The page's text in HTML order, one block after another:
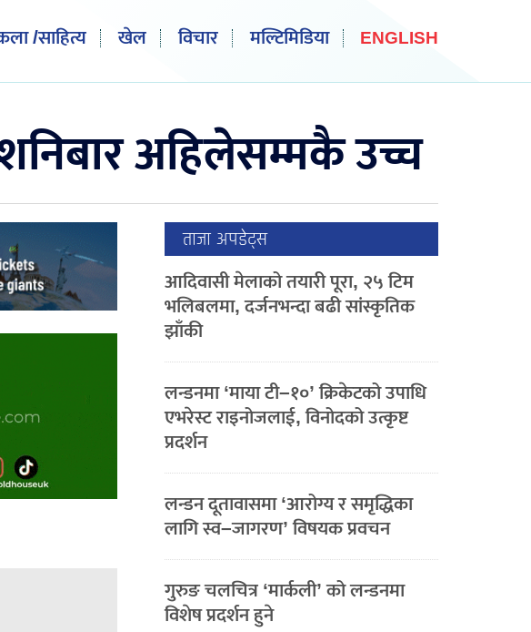
/साहित्य खेल विचार मल्टिमिडिया ENGLISH
अहिलेसम्मकै उच्च
ताजा अपडेट्स
आदिवासी मेलाको तयारी पूरा, २५ टिम
भलिबलमा, दर्जनभन्दा बढी सांस्कृतिक
झाँकी
लन्डनमा ‘माया टी–१०’ क्रिकेटको उपाधि
एभरेस्ट राइनोजलाई, विनोदको उत्कृष्ट
प्रदर्शन
लन्डन दूतावासमा ‘आरोग्य र समृद्धिका
लागि स्व–जागरण’ विषयक प्रवचन
गुरुङ चलचित्र ‘मार्कली’ को लन्डनमा
विशेष प्रदर्शन हुने